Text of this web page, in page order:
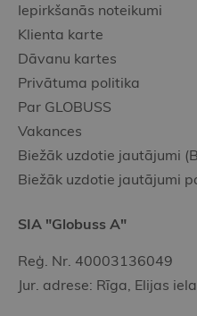
Iepirkšanās noteikumi
Klienta karte
Dāvanu kartes
Privātuma politika
Par GLOBUSS
Vakances
Biežāk uzdotie jautājumi
Biežāk uzdotie jautājumi
SIA "Globuss A"
Reģ. Nr. 40003136049
Jur. adrese: Rīga, Elijas